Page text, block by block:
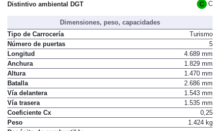
Normativa de emisiones
Euro 6
Dimensiones, peso, capacidades
Tipo de Carrocería
Turismo
Número de puertas
5
Longitud
4.689 mm
Anchura
1.829 mm
Altura
1.470 mm
Batalla
2.686 mm
Vía delantera
1.543 mm
Vía trasera
1.535 mm
Coeficiente Cx
0,25